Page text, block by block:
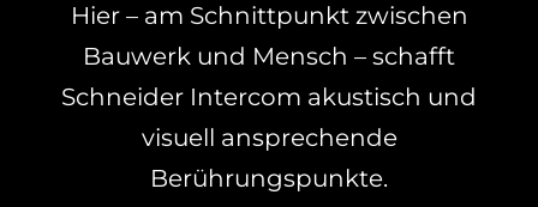
Hier – am Schnittpunkt zwischen
Bauwerk und Mensch – schafft
Schneider Intercom akustisch und
visuell ansprechende
Berührungspunkte.